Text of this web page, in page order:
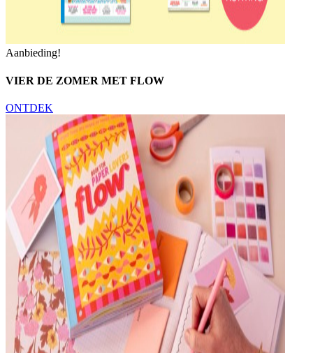
Aanbieding!
VIER DE ZOMER MET FLOW
ONTDEK